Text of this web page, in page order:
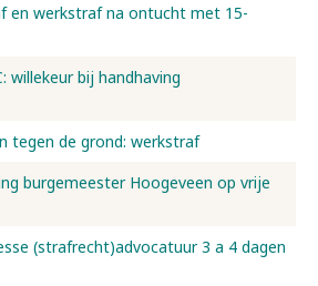
en werkstraf na ontucht met 15-
willekeur bij handhaving
tegen de grond: werkstraf
burgemeester Hoogeveen op vrije
(strafrecht)advocatuur 3 a 4 dagen